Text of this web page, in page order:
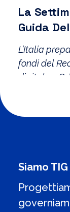
fronte tech
La
Guida
L’Italia
fondi del
digitale,
sviluppo di
Siamo